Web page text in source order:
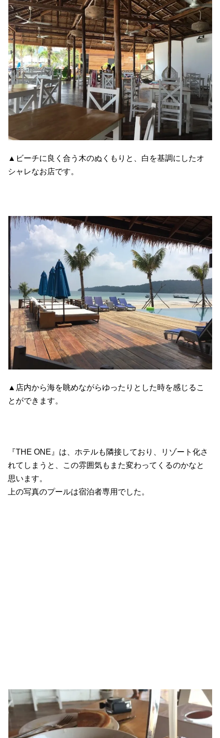
▲ビーチに良く合う木のぬくもりと、白を基調にしたオ
シャレなお店です。
▲店内から海を眺めながらゆったりとした時を感じるこ
とができます。
『THE ONE』は、ホテルも隣接しており、リゾート化さ
れてしまうと、この雰囲気もまた変わってくるのかなと
思います。
上の写真のプールは宿泊者専用でした。